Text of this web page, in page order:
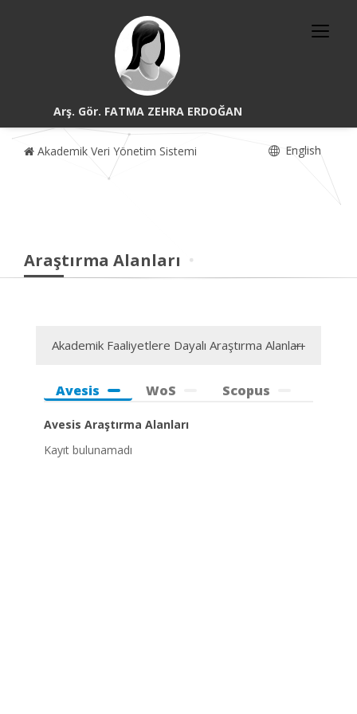
Arş. Gör. FATMA ZEHRA ERDOĞAN
Akademik Veri Yönetim Sistemi English
Araştırma Alanları
Akademik Faaliyetlere Dayalı Araştırma Alanları
Avesis WoS Scopus
Avesis Araştırma Alanları
Kayıt bulunamadı